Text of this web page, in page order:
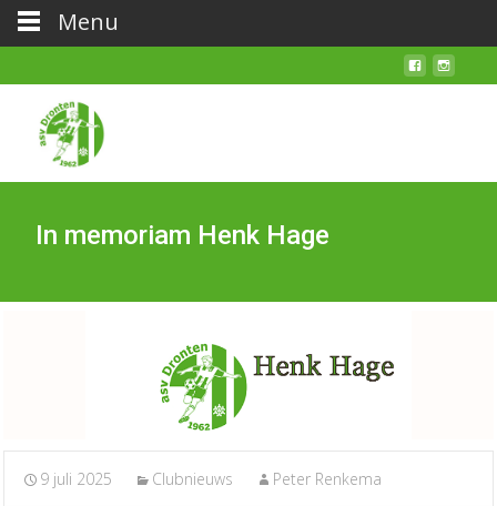
In memoriam Henk Hage
9 juli 2025 Clubnieuws Peter Renkema
Menu